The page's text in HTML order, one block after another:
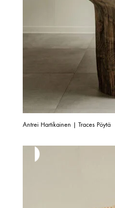
Antrei Hartikainen | Traces Pöytä